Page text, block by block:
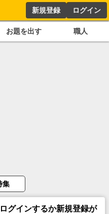
新規登録 ログイン
お題を出す 職人
集
グインするか新規登録が